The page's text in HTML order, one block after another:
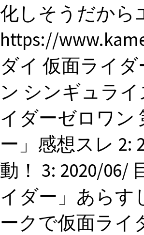
化しそうだから
https://
ダイ 仮面ライ
ン シンギュライ
イダーゼロワン
ー」感想スレ 2:
動！ 3: 2020/06/
イダー」あらす
ークで仮面ライ